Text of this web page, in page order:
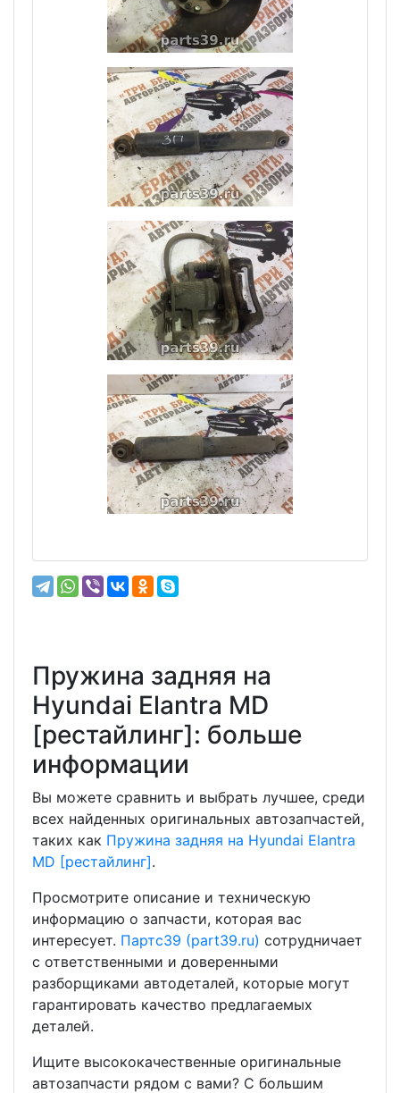
Пружина задняя на
Hyundai Elantra MD
[рестайлинг]: больше
информации
Вы можете сравнить и выбрать лучшее, среди
всех найденных оригинальных автозапчастей,
таких как Пружина задняя на Hyundai Elantra
MD [рестайлинг].
Просмотрите описание и техническую
информацию о запчасти, которая вас
интересует. Партс39 (part39.ru) сотрудничает
с ответственными и доверенными
разборщиками автодеталей, которые могут
гарантировать качество предлагаемых
деталей.
Ищите высококачественные оригинальные
автозапчасти рядом с вами? С большим